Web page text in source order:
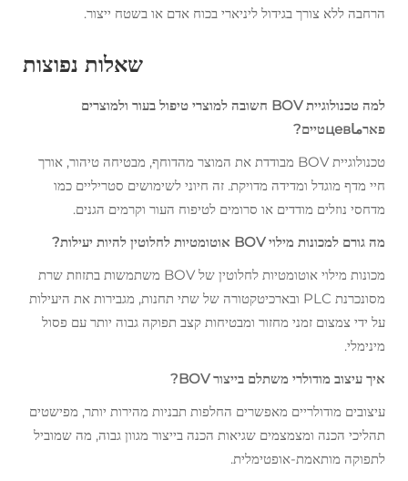
הרחבה ללא צורך בגידול ליניארי בכוח אדם או בשטח ייצור.
שאלות נפוצות
למה טכנולוגיית BOV חשובה למוצרי טיפול בעור ולמוצרים
פארماцевטיים?
טכנולוגיית BOV מבודדת את המוצר מהדוחף, מבטיחה טיהור, אורך
חיי מדף מוגדל ומדידה מדויקת. זה חיוני לשימושים סטריליים כמו
מדחסי נוזלים מודדים או סרומים לטיפוח העור וקרמים הגנים.
מה גורם למכונות מילוי BOV אוטומטיות לחלוטין להיות יעילות?
מכונות מילוי אוטומטיות לחלוטין של BOV משתמשות בתזוזת שרת
מסונכרנת PLC ובארכיטקטורה של שתי תחנות, מגבירות את היעילות
על ידי צמצום זמני מחזור ומבטיחות קצב תפוקה גבוה יותר עם פסול
מינימלי.
איך עיצוב מודולרי משתלם בייצור BOV?
עיצובים מודולריים מאפשרים החלפות תבניות מהירות יותר, מפישטים
תהליכי הכנה ומצמצמים שגיאות הכנה בייצור מגוון גבוה, מה שמוביל
לתפוקה מותאמת-אופטימלית.